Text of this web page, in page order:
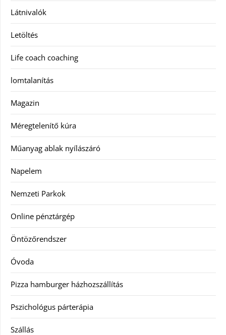
Látnivalók
Letöltés
Life coach coaching
lomtalanítás
Magazin
Méregtelenítő kúra
Műanyag ablak nyílászáró
Napelem
Nemzeti Parkok
Online pénztárgép
Öntözőrendszer
Óvoda
Pizza hamburger házhozszállítás
Pszichológus párterápia
Szállás